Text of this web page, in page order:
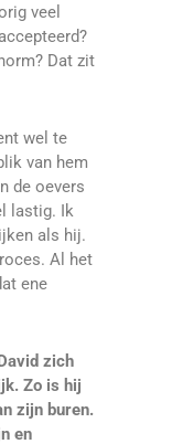
veel
Dat zit
wel te
van hem
de oevers
lastig. Ik
als hij.
Al het
ene
zich
Zo is hij
zijn buren.
en